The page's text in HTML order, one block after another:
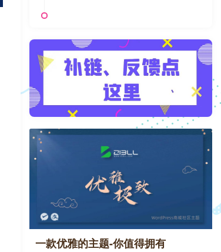
一款优雅的主题-你值得拥有